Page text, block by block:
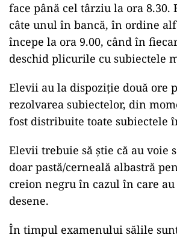
face până cel târziu la ora 8.30.
câte unul în bancă, în ordine
începe la ora 9.00, când în
deschid plicurile cu subiectele
Elevii au la dispoziție două ore
rezolvarea subiectelor, din
fost distribuite toate subiectele
Elevii trebuie să știe că au voie
doar pastă/cerneală albastră
creion negru în cazul în care
desene.
În timpul examenului sălile